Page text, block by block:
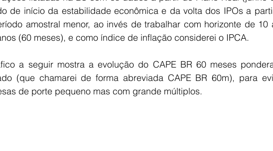
de início da estabilidade econômica e da volta dos IPOs a
amostral menor, ao invés de trabalhar com horizonte de 10
(60 meses), e como índice de inflação considerei o IPCA.
a seguir mostra a evolução do CAPE BR 60 meses
(que chamarei de forma abreviada CAPE BR 60m), para
de porte pequeno mas com grande múltiplos.